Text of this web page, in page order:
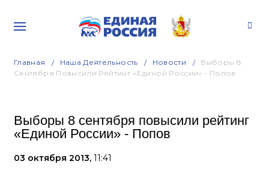
Главная Наша Деятельность Новости
Выборы 8
Сентября Повысили Рейтинг «Единой России» - Попов
Выборы 8 сентября повысили рейтинг
«Единой России» - Попов
03 октября 2013, 11:41